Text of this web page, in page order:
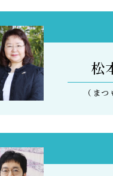
松
（ま